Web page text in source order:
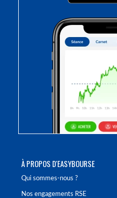
À PROPOS D'EASYBOURSE
Qui sommes-nous ?
Nos engagements RSE